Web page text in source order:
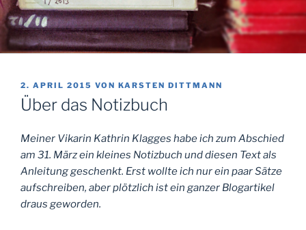
VERÖFFENTLICHT
AM
2. APRIL 2015 VON KARSTEN DITTMANN
Über das Notizbuch
Meiner Vikarin Kathrin Klagges habe ich zum Abschied
am 31. März ein kleines Notizbuch und diesen Text als
Anleitung geschenkt. Erst wollte ich nur ein paar Sätze
aufschreiben, aber plötzlich ist ein ganzer Blogartikel
draus geworden.